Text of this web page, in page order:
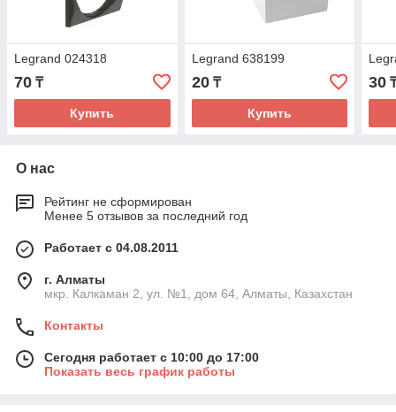
Legrand 024318
70 ₸
Купить
Legrand 638199
20₸
Купить
30
О нас
Рейтинг не сформирован
Менее 5 отзывов за последний год
Работает с 04.08.2011
г. Алматы
мкр. Калкаман 2, ул. №1, дом 64, Алматы, Казахстан
Контакты
Сегодня работает с 10:00 до 17:00
Показать весь график работы